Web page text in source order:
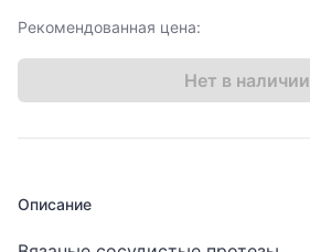
Рекомендованная цена:
Нет в наличии
Описание